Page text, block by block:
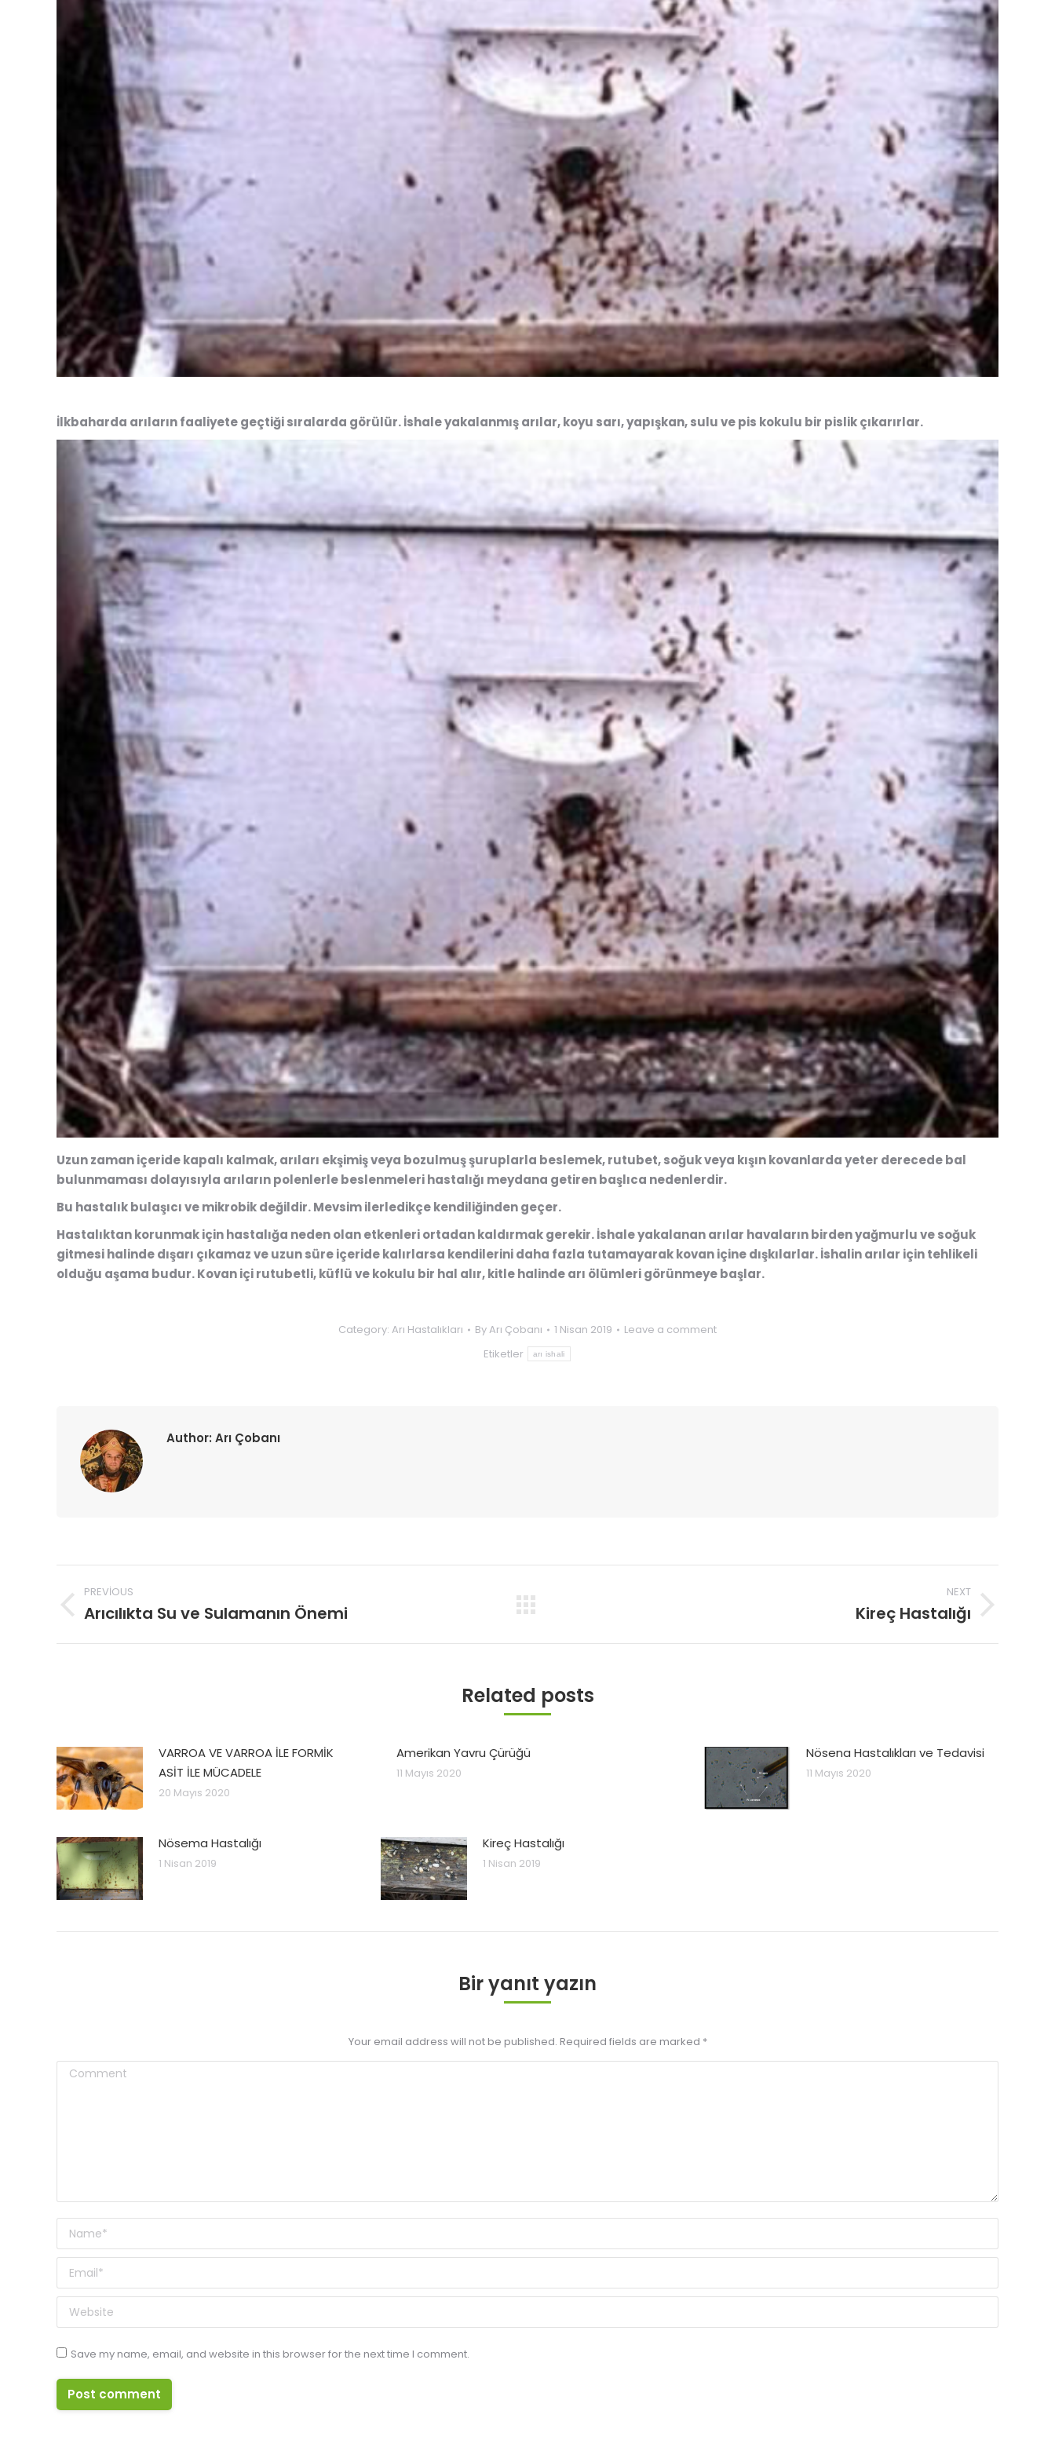
İlkbaharda arıların faaliyete geçtiği sıralarda görülür. İshale yakalanmış arılar, koyu sarı, yapışkan, sulu ve pis kokulu bir pislik çıkarırlar.
Uzun zaman içeride kapalı kalmak, arıları ekşimiş veya bozulmuş şuruplarla beslemek, rutubet, soğuk veya kışın kovanlarda yeter derecede bal
bulunmaması dolayısıyla arıların polenlerle beslenmeleri hastalığı meydana getiren başlıca nedenlerdir.
Bu hastalık bulaşıcı ve mikrobik değildir. Mevsim ilerledikçe kendiliğinden geçer.
Hastalıktan korunmak için hastalığa neden olan etkenleri ortadan kaldırmak gerekir.İshale yakalanan arılar havaların birden yağmurlu ve soğuk
gitmesi halinde dışarı çıkamaz ve uzun süre içeride kalırlarsa kendilerini daha fazla tutamayarak kovan içine dışkılarlar. İshalin arılar için tehlikeli
olduğu aşama budur. Kovan içi rutubetli, küflü ve kokulu bir hal alır, kitle halinde arı ölümleri görünmeye başlar.
Category: Arı Hastalıkları ByArı Çobanı 1 Nisan 2019
Leave a comment
Etiketler
arı ishali
Author: Arı Çobanı
Post
navigation
PREVIOUS
Previous
Arıcılıkta Su ve Sulamanın Önemi
NEXT
Kireç Hastalığı
Related posts
VARROA VE VARROA İLE FORMİK
ASİT İLE MÜCADELE
20 Mayıs 2020
Amerikan Yavru Çürüğü
11 Mayıs 2020
Nösena Hastalıkları ve Tedavisi
11 Mayıs 2020
Nösema Hastalığı
1 Nisan 2019
Kireç Hastalığı
1 Nisan 2019
Bir yanıt yazın
Your email address will not be published. Required fields are marked *
Comment
Name *
Email *
Website
Save my name, email, and website in this browser for the next time I comment.
Post comment